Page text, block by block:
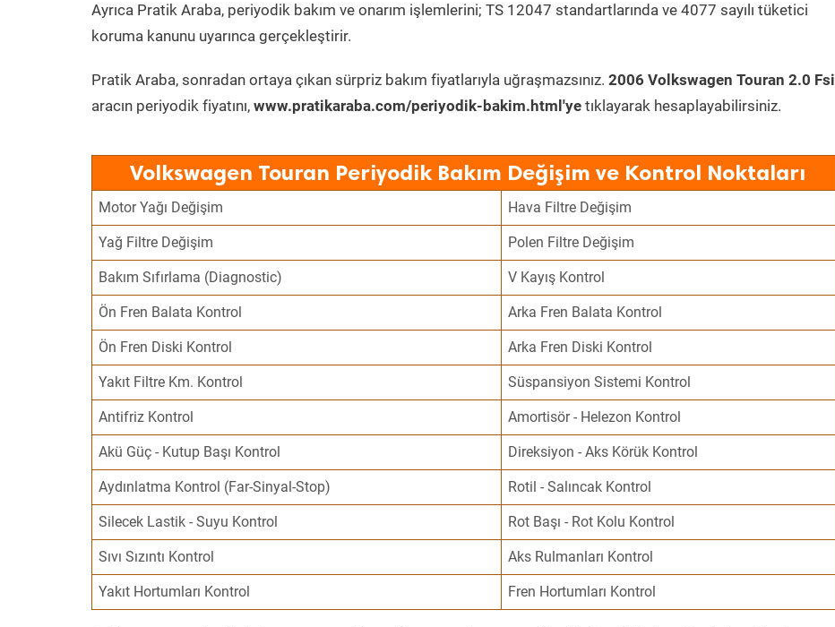
Ayrıca Pratik Araba, periyodik bakım ve onarım işlemlerini; TS 12047 standartlarında ve 4077 sayılı tüketici
koruma kanunu uyarınca gerçekleştirir.
Pratik Araba, sonradan ortaya çıkan sürpriz bakım fiyatlarıyla uğraşmazsınız. 2006 Volkswagen Touran 2.0 Fsi
aracın periyodik fiyatını, www.pratikaraba.com/periyodik-bakim.html'ye tıklayarak hesaplayabilirsiniz.
Volkswagen Touran Periyodik Bakım Değişim ve Kontrol Noktaları
Motor Yağı Değişim Hava Filtre Değişim
Yağ Filtre Değişim Polen Filtre Değişim
Bakım Sıfırlama (Diagnostic) V Kayış Kontrol
Ön Fren Balata Kontrol Arka Fren Balata Kontrol
Ön Fren Diski Kontrol Arka Fren Diski Kontrol
Yakıt Filtre Km. Kontrol Süspansiyon Sistemi Kontrol
Antifriz Kontrol Amortisör - Helezon Kontrol
Akü Güç - Kutup Başı Kontrol Direksiyon - Aks Körük Kontrol
Aydınlatma Kontrol (Far-Sinyal-Stop) Rotil - Salıncak Kontrol
Silecek Lastik - Suyu Kontrol Rot Başı - Rot Kolu Kontrol
Sıvı Sızıntı Kontrol Aks Rulmanları Kontrol
Yakıt Hortumları Kontrol Fren Hortumları Kontrol